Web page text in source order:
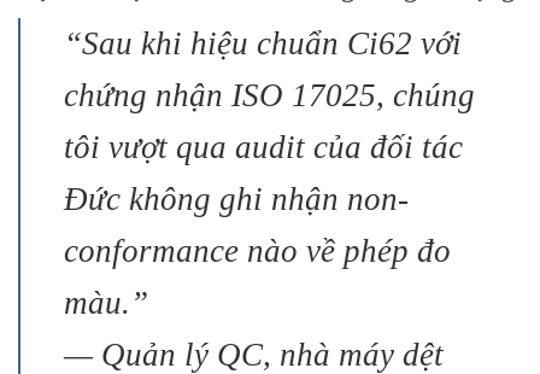
“Sau khi hiệu chuẩn Ci62 với
chứng nhận ISO 17025, chúng
tôi vượt qua audit của đối tác
Đức không ghi nhận non-
conformance nào về phép đo
màu.”
— Quản lý QC, nhà máy dệt